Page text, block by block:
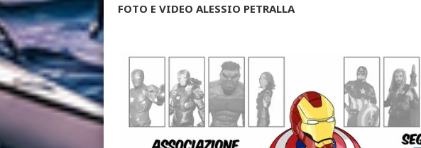
FOTO E VIDEO ALESSIO PETRALLA